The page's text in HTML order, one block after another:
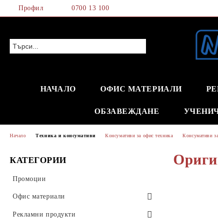
Профил 0700 13 100
НАЧАЛО ОФИС МАТЕРИАЛИ
ОБЗАВЕЖДАНЕ
КАТЕГОРИИ
Промоции
Офис материали
Хартия и хартиени изделия
Рекламни продукти
Начало Техника и консумативи Консумативи за офис техника Консумативи